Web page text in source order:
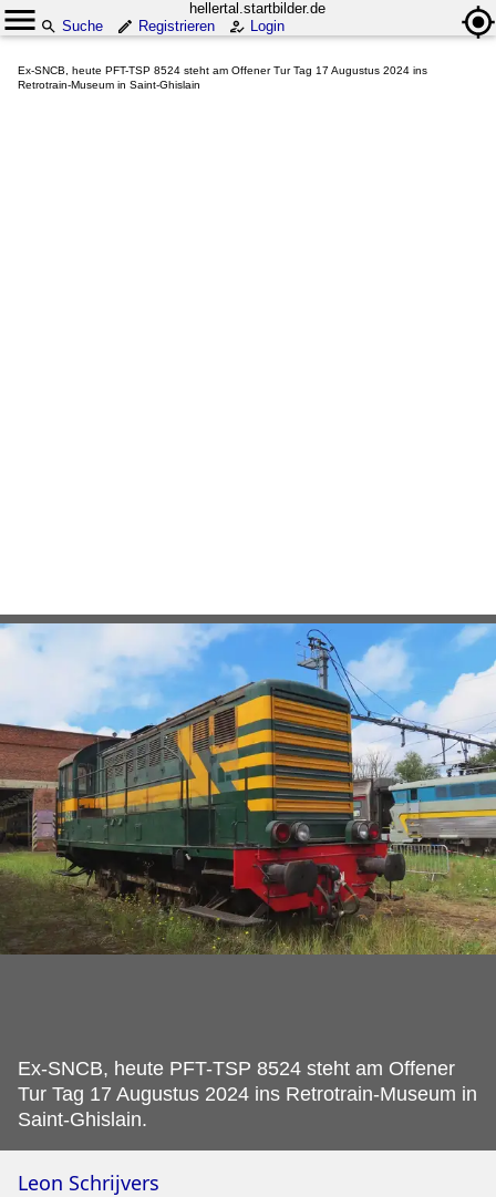
hellertal.startbilder.de
Suche
Registrieren Login
Ex-SNCB, heute PFT-TSP 8524 steht am Offener Tur Tag 17 Augustus 2024 ins
Retrotrain-Museum in Saint-Ghislain
Ex-SNCB, heute PFT-TSP 8524 steht am Offener
Tur Tag 17 Augustus 2024 ins Retrotrain-Museum in
Saint-Ghislain.
Leon Schrijvers